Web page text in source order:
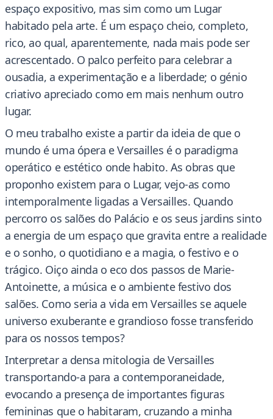
espaço expositivo, mas sim como um Lugar
habitado pela arte. É um espaço cheio, completo,
rico, ao qual, aparentemente, nada mais pode ser
acrescentado. O palco perfeito para celebrar a
ousadia, a experimentação e a liberdade; o génio
criativo apreciado como em mais nenhum outro
lugar.
O meu trabalho existe a partir da ideia de que o
mundo é uma ópera e Versailles é o paradigma
operático e estético onde habito. As obras que
proponho existem para o Lugar, vejo-as como
intemporalmente ligadas a Versailles. Quando
percorro os salões do Palácio e os seus jardins sinto
a energia de um espaço que gravita entre a realidade
e o sonho, o quotidiano e a magia, o festivo e o
trágico. Oiço ainda o eco dos passos de Marie-
Antoinette, a música e o ambiente festivo dos
salões. Como seria a vida em Versailles se aquele
universo exuberante e grandioso fosse transferido
para os nossos tempos?
Interpretar a densa mitologia de Versailles
transportando-a para a contemporaneidade,
evocando a presença de importantes figuras
femininas que o habitaram, cruzando a minha